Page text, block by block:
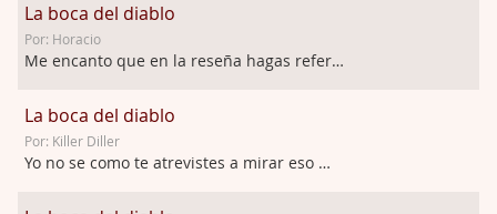
La boca del diablo
Por: Horacio
Me encanto que en la reseña hagas referen …
La boca del diablo
Por: Killer Diller
Yo no se como te atrevistes a mirar eso …